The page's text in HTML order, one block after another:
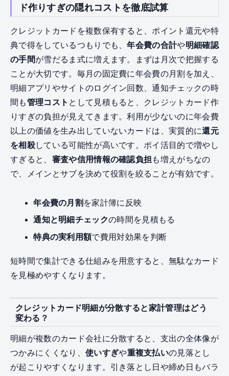
ド作りすぎの隠れコストを徹底試算
クレジットカードを複数保有すると、ポイント還元や特
典で得をしているつもりでも、年会費の合計や明細確認
の手間が雪だるま式に増えます。まずは月次で把握する
ことが大切です。毎月の固定費に年会費の月割を加え、
明細アプリやサイトのログイン回数、通知チェックの時
間も管理コスト として見積もると、クレジットカード作
りすぎの負担が見えてきます。利用が少ないのに年会費
以上の価値を生み出していないカードは、実質的に還元
を相殺している可能性が高いです。ポイ活目的で増やし
すぎると、 審査や信用情報の確認負担 も増えがちなの
で、メインとサブを決めて役割を絞ることが有効です。
年会費の月割 を家計簿に反映
通知と明細チェックの時間を見積もる
特典の実利用額で費用対効果を判断
短時間で集計できる仕組みを用意すると、無駄なカード
を見極めやすくなります。
クレジットカード明細が分散すると家計管理はどう
変わる？
明細が複数のカード会社に分散すると、支出の全体像が
つかみにくくなり、 使いすぎや重複支払いの見落とし
が起こりやすくなります。引き落とし日や締め日もバラ